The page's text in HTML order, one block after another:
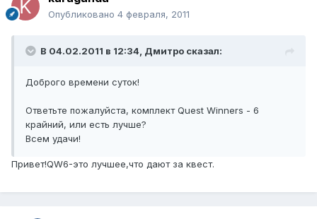
Опубликовано 4 февраля, 2011
В 04.02.2011 в 12:34, Дмитро сказал:
Доброго времени суток!
Ответьте пожалуйста, комплект Quest Winners - 6
крайний, или есть лучше?
Всем удачи!
Привет!QW6-это лучшее,что дают за квест.